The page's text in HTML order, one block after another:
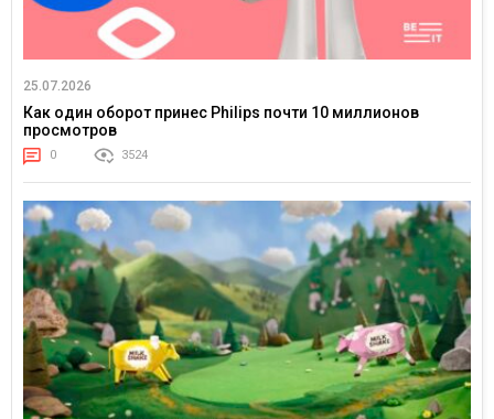
25.07.2026
Как один оборот принес Philips почти 10 миллионов
просмотров
0 3524